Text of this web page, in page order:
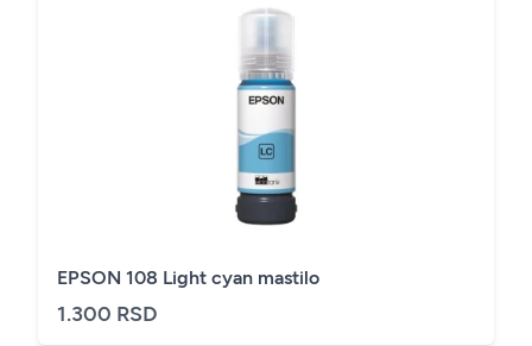
EPSON 108 Light cyan mastilo
1.300 RSD